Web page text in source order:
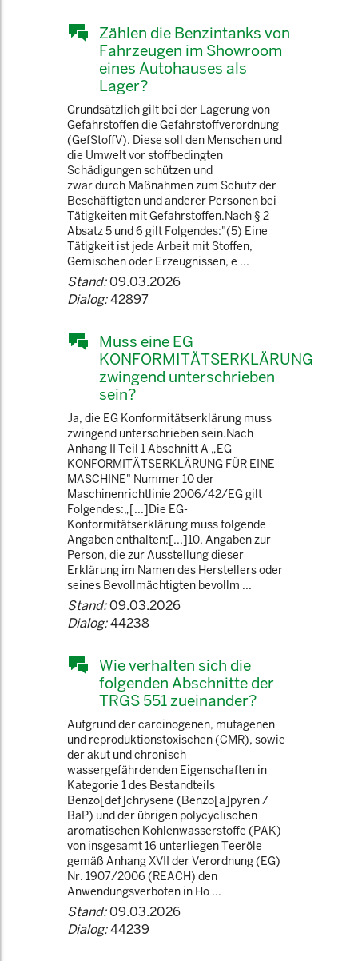
Zählen die Benzintanks von
Fahrzeugen im Showroom
eines Autohauses als
Lager?
Grundsätzlich gilt bei der Lagerung von
Gefahrstoffen die Gefahrstoffverordnung
(GefStoffV). Diese soll den Menschen und
die Umwelt vor stoffbedingten
Schädigungen schützen und
zwar durch Maßnahmen zum Schutz der
Beschäftigten und anderer Personen bei
Tätigkeiten mit Gefahrstoffen.Nach § 2
Absatz 5 und 6 gilt Folgendes:"(5) Eine
Tätigkeit ist jede Arbeit mit Stoffen,
Gemischen oder Erzeugnissen, e ...
Stand:09.03.2026
Dialog:42897
Muss eine EG
KONFORMITÄTSERKLÄRUNG
zwingend unterschrieben
sein?
Ja, die EG Konformitätserklärung muss
zwingend unterschrieben sein.Nach
Anhang II Teil 1 Abschnitt A „EG-
KONFORMITÄTSERKLÄRUNG FÜR EINE
MASCHINE" Nummer 10 der
Maschinenrichtlinie 2006/42/EG gilt
Folgendes:„[...]Die EG-
Konformitätserklärung muss folgende
Angaben enthalten:[...]10. Angaben zur
Person, die zur Ausstellung dieser
Erklärung im Namen des Herstellers oder
seines Bevollmächtigten bevollm ...
Stand:09.03.2026
Dialog:44238
Wie verhalten sich die
folgenden Abschnitte der
TRGS 551 zueinander?
Aufgrund der carcinogenen, mutagenen
und reproduktionstoxischen (CMR), sowie
der akut und chronisch
wassergefährdenden Eigenschaften in
Kategorie 1 des Bestandteils
Benzo[def]chrysene (Benzo[a]pyren /
BaP) und der übrigen polycyclischen
aromatischen Kohlenwasserstoffe (PAK)
von insgesamt 16 unterliegen Teeröle
gemäß Anhang XVII der Verordnung (EG)
Nr. 1907/2006 (REACH) den
Anwendungsverboten in Ho ...
Stand:09.03.2026
Dialog:44239